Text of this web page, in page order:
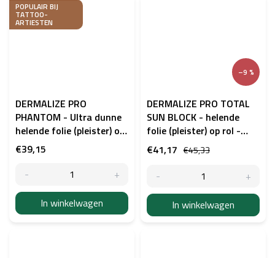
POPULAIR BIJ
TATTOO-
ARTIESTEN
DERMALIZE PRO
PHANTOM - Ultra dunne
helende folie (pleister) op
rol - 15cm x 10m
€39,15
In winkelwagen
–9 %
DERMALIZE PRO TOTAL
SUN BLOCK - helende
folie (pleister) op rol -
10m x 15cm€45,33
€41,17
In winkelwagen